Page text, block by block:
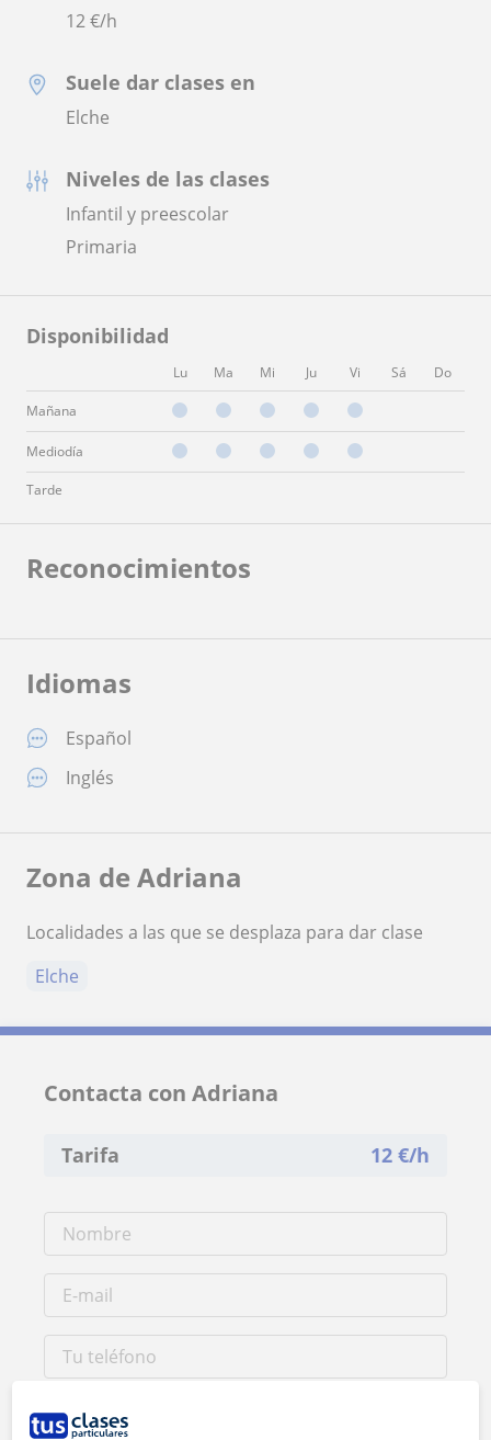
12€/h
Suele dar clases en
Elche
Niveles de las clases
Infantil y preescolar
Primaria
Disponibilidad
Lu Ma Mi Ju Vi Sá Do
Mañana
Mediodía
Tarde
Reconocimientos
Idiomas
Español
Inglés
Zona de Adriana
Localidades a las que se desplaza para dar clase
Elche
Contacta con Adriana
Tarifa 12 €/h